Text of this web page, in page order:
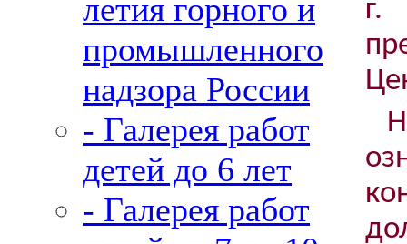
летия горного и
промышленного
надзора России
- Галерея работ
детей до 6 лет
- Галерея работ
г.